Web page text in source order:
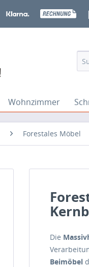
|
Wohnzimmer
Forestales Möbel
Die
Beimöbel